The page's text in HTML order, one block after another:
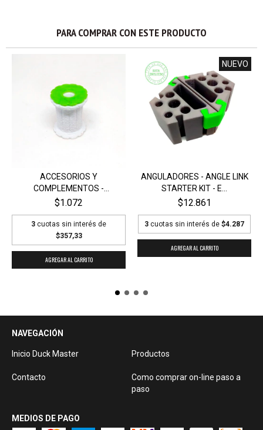
PARA COMPRAR CON ESTE PRODUCTO
ACCESORIOS Y
COMPLEMENTOS -
ESTACION DE...
$1.072
3 cuotas sin interés de
$357,33
AGREGAR AL CARRITO
NUEVO
ANGULADORES - ANGLE LINK
STARTER KIT - E...
$12.861
3 cuotas sin interés de $4.287
NAVEGACIÓN
Inicio Duck Master Productos
Contacto
Como comprar on-line paso a
paso
MEDIOS DE PAGO